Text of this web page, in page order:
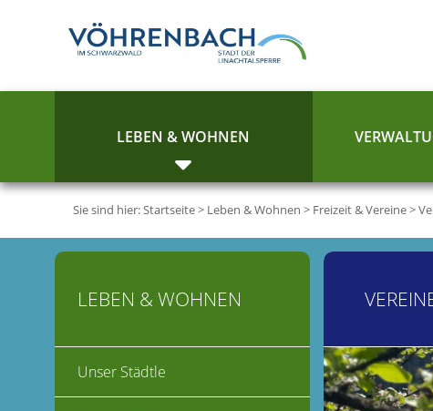
LEBEN & WOHNEN
Sie sind hier:Startseite> Leben & Wohnen > Freizeit & Vereine>
LEBEN & WOHNEN
Unser Städtle